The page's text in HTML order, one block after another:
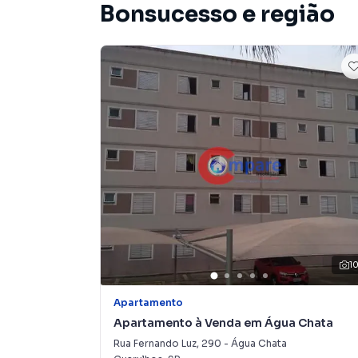
lançamentos na planta em Vila Nova
Negocie seu imóvel de forma totalmente
Compare você consegue comprar ou alugar
com a praticidade de fazer tudo online,
soluções inovadoras para simplificar a
mercado imobiliário.
Anuncie seu imóvel! É fácil, rápido e gratuito!
imóveis em diversas cidades do Brasil,
Na Imobiliária Compare você consegue
imobiliárias tradicionais. Já vendemos e
Vila Nova Bonsucesso. Isso porque temos
tendo como consequência uma maior chance
também com um time de programadores,
preparada para atender proprietários e
Bonsucesso e região
10
Apartamento
Apartamento à Venda em Água Chata
Rua Fernando Luz, 290 - Água Chata